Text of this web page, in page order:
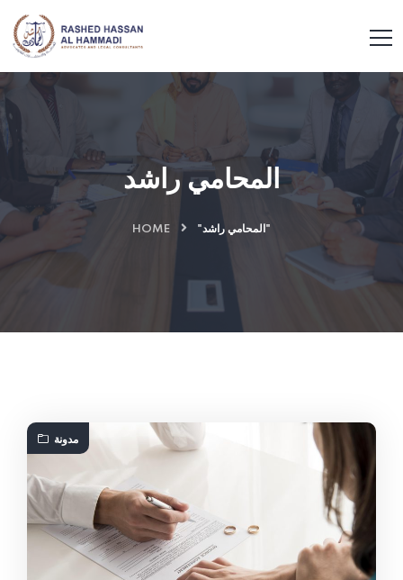
المحامي راشد
HOME "المحامي راشد"
مدونة